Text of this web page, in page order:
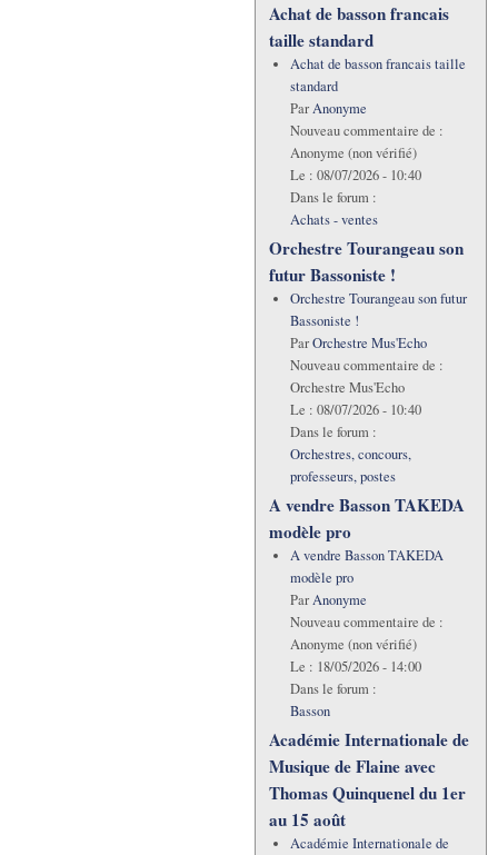
Achat de basson francais
taille standard
Achat de basson francais taille
standard
ParAnonyme
Nouveau commentaire de :
Anonyme (non vérifié)
Le : 08/07/2026 - 10:40
Dans le forum :
Achats - ventes
Orchestre Tourangeau son
futur Bassoniste !
Orchestre Tourangeau son futur
Bassoniste !
ParOrchestre Mus'Echo
Nouveau commentaire de :
Orchestre Mus'Echo
Le : 08/07/2026 - 10:40
Dans le forum :
Orchestres, concours,
professeurs, postes
A vendre Basson TAKEDA
modèle pro
A vendre Basson TAKEDA
modèle pro
ParAnonyme
Nouveau commentaire de :
Anonyme (non vérifié)
Le : 18/05/2026 - 14:00
Dans le forum :
Basson
Académie Internationale de
Musique de Flaine avec
Thomas Quinquenel du 1er
au 15 août
Académie Internationale de